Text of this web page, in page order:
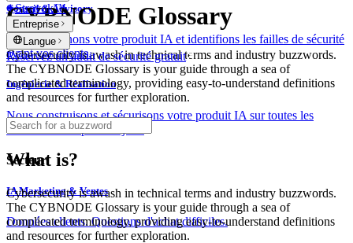
Conseil & Advisory
Nous examinons votre produit IA et identifions les failles de sécurité
avant vos clients.
Ingénierie & Réalisation
Nous construisons et sécurisons votre produit IA sur toutes les
couches dès le premier jour.
Secteur
IA Marketing & Ventes
Données clients. Questions d'achat difficiles.
Stravok™
Entreprise
Langue
Réservez un audit de sécurité gratuit
CYBNODE Glossary
Cybersecurity is awash in technical terms and industry buzzwords.
The CYBNODE Glossary is your guide through a sea of
complicated terminology, providing easy-to-understand definitions
and resources for further exploration.
What is?
Cybersecurity is awash in technical terms and industry buzzwords.
The CYBNODE Glossary is your guide through a sea of
complicated terminology, providing easy-to-understand definitions
and resources for further exploration.